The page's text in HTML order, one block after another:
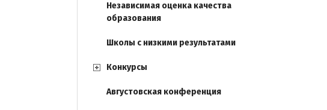
Независимая оценка качества
образования
Школы с низкими результатами
Конкурсы
Августовская конференция